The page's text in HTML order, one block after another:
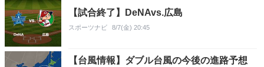
【試合終了】DeNAvs.広島
スポーツナビ 8/7(金) 20:45
【台風情報】ダブル台風の今後の進路予想